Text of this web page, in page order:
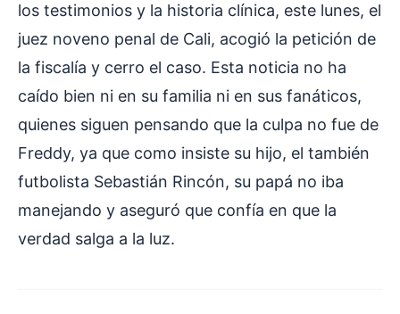
los testimonios y la historia clínica, este lunes, el
juez noveno penal de Cali, acogió la petición de
la fiscalía y cerro el caso. Esta noticia no ha
caído bien ni en su familia ni en sus fanáticos,
quienes siguen pensando que la culpa no fue de
Freddy, ya que como insiste su hijo, el también
futbolista Sebastián Rincón, su papá no iba
manejando y aseguró que confía en que la
verdad salga a la luz.